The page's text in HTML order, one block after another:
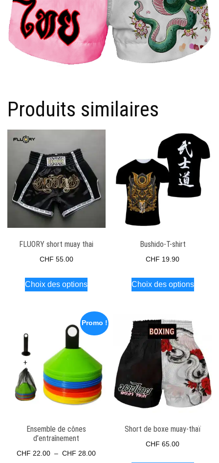
Produits similaires
FLUORY short muay thai
CHF 55.00
Choix des options
Ce
produit
plusieurs
variations.
options
peuvent
être
choisies
du
Bushido-T-shirt
CHF 19.90
Choix des options
Ce
produit
Les
options
être
la
Promo !
Ensemble de cônes
d’entraînement
CHF 22.00 – CHF 28.00Plage
Short de boxe muay-thaï
CHF 65.00
Ce